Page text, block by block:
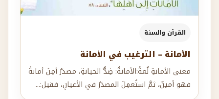
القرآن والسنة
الأمانة – الترغيب في الأمانة
فهو أمينٌ، ثمَّ استُعمِلَ المصدَرُ في الأعيانِ، فقيل:...